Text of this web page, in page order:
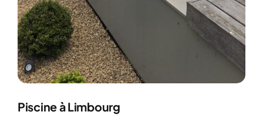
Piscine à Limbourg